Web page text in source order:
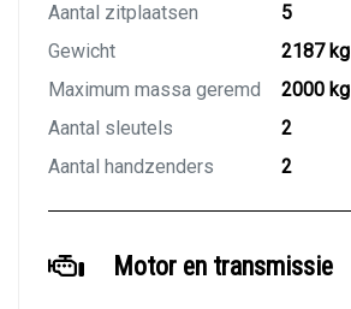
Aantal zitplaatsen
5
Gewicht
2187 kg
Maximum massa geremd
2000 kg
Aantal sleutels
2
Aantal handzenders
2
Motor en transmissie